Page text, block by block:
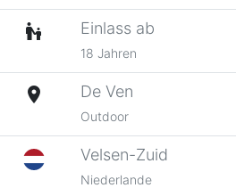
escalator_warning Einlass ab
18 Jahren
place De Ven
Outdoor
Velsen-Zuid
Niederlande